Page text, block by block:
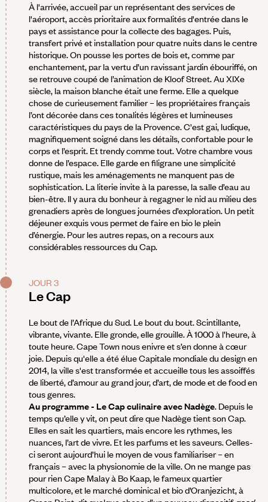
À l'arrivée, accueil par un représentant des services de
l'aéroport, accès prioritaire aux formalités d'entrée dans le
pays et assistance pour la collecte des bagages. Puis,
transfert privé et installation pour quatre nuits dans le centre
historique. On pousse les portes de bois et, comme par
enchantement, par la vertu d’un ravissant jardin ébouriffé, on
se retrouve coupé de l’animation de Kloof Street. Au XIXe
siècle, la maison blanche était une ferme. Elle a quelque
chose de curieusement familier – les propriétaires français
l’ont décorée dans ces tonalités légères et lumineuses
caractéristiques du pays de la Provence. C'est gai, ludique,
magnifiquement soigné dans les détails, confortable pour le
corps et l’esprit. Et trendy comme tout. Votre chambre vous
donne de l’espace. Elle garde en filigrane une simplicité
rustique, mais les aménagements ne manquent pas de
sophistication. La literie invite à la paresse, la salle d’eau au
bien-être. Il y aura du bonheur à regagner le nid au milieu des
grenadiers après de longues journées d’exploration. Un petit
déjeuner exquis vous permet de faire en bio le plein
d’énergie. Pour les autres repas, on a recours aux
considérables ressources du Cap.
JOUR 3
Le Cap
Le bout de l’Afrique du Sud. Le bout du bout. Scintillante,
vibrante, vivante. Elle gronde, elle grouille. À 1000 à l’heure, à
toute heure. Cape Town nous enivre et s’en donne à cœur
joie. Depuis qu'elle a été élue Capitale mondiale du design en
2014, la ville s'est transformée et accueille tous les assoiffés
de liberté, d’amour au grand jour, d’art, de mode et de food en
tous genres.
Au programme - Le Cap culinaire avec Nadège. Depuis le
temps qu’elle y vit, on peut dire que Nadège tient son Cap.
Elles en sait les quartiers, mais encore les rythmes, les
nuances, l’art de vivre. Et les parfums et les saveurs. Celles-
ci seront aujourd’hui le moyen de vous familiariser – en
français – avec la physionomie de la ville. On ne mange pas
pour rien Cape Malay à Bo Kaap, le fameux quartier
multicolore, et le marché dominical et bio d’Oranjezicht, à